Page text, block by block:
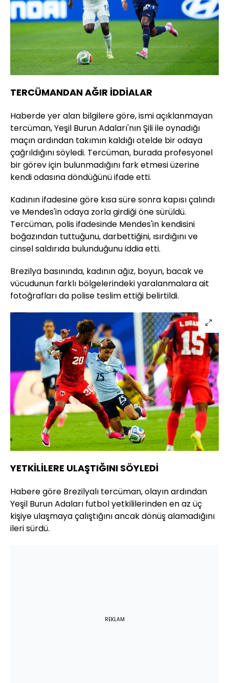
TERCÜMANDAN AĞIR İDDİALAR
Haberde yer alan bilgilere göre, ismi açıklanmayan
tercüman, Yeşil Burun Adaları'nın Şili ile oynadığı
maçın ardından takımın kaldığı otelde bir odaya
çağrıldığını söyledi. Tercüman, burada profesyonel
bir görev için bulunmadığını fark etmesi üzerine
kendi odasına döndüğünü ifade etti.
Kadının ifadesine göre kısa süre sonra kapısı çalındı
ve Mendes'in odaya zorla girdiği öne sürüldü.
Tercüman, polis ifadesinde Mendes'in kendisini
boğazından tuttuğunu, darbettiğini, ısırdığını ve
cinsel saldırıda bulunduğunu iddia etti.
Brezilya basınında, kadının ağız, boyun, bacak ve
vücudunun farklı bölgelerindeki yaralanmalara ait
fotoğrafları da polise teslim ettiği belirtildi.
YETKİLİLERE ULAŞTIĞINI SÖYLEDİ
Habere göre Brezilyalı tercüman, olayın ardından
Yeşil Burun Adaları futbol yetkililerinden en az üç
kişiye ulaşmaya çalıştığını ancak dönüş alamadığını
ileri sürdü.
REKLAM